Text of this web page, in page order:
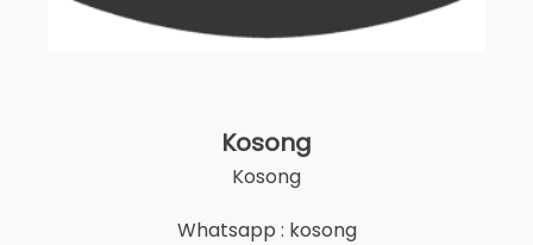
Kosong
Kosong
Whatsapp : kosong